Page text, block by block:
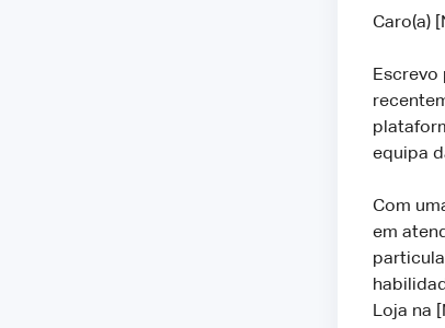
Caro(a)
Escrevo
equipa
Com
em
Loja na